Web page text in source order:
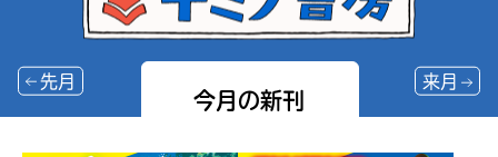
今月の新刊
先月 来月